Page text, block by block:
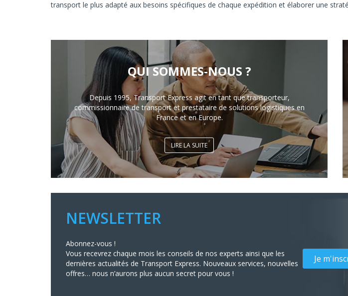
transport le plus adapté aux besoins spécifiques de chaque expédition et élaborer une
QUI SOMMES-NOUS ?
Depuis 1995, Transport Express agit en tant que transporteur,
commissionnaire de transport et prestataire de solutions logistiques en
France et en Europe.
LIRE LA SUITE
NEWSLETTER
Abonnez-vous !
Vous recevrez chaque mois les conseils de nos experts ainsi que les
dernières actualités de Transport Express. Nouveaux services, nouvelles
offres… nous n’aurons plus aucun secret pour vous !
Je